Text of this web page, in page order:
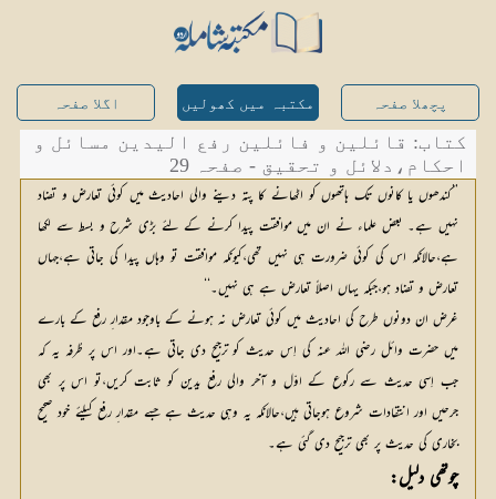
پچھلا صفحہ مکتبہ میں کھولیں اگلا صفحہ
کتاب: قائلین و فائلین رفع الیدین مسائل و
احکام،دلائل و تحقیق - صفحہ 29
’’کندھوں یا کانوں تک ہاتھوں کو اٹھانے کا پتہ دینے والی احادیث میں کوئی تعارض و تضاد
نہیں ہے۔ بعض علماء نے ان میں موافقت پیدا کرنے کے لئے بڑی شرح و بسط سے لکھا
ہے،حالانکہ اس کی کوئی ضرورت ہی نہیں تھی،کیونکہ موافقت تو وہاں پیدا کی جاتی ہے،جہاں
تعارض و تضاد ہو،جبکہ یہاں اصلاً تعارض ہے ہی نہیں۔‘‘
غرض ان دونوں طرح کی احادیث میں کوئی تعارض نہ ہونے کے باوجود مقدار ِ رفع کے بارے
میں حضرت وائل رضی اللہ عنہ کی اِس حدیث کو ترجیح دی جاتی ہے۔اور اس پر طُرفہ یہ کہ
جب اِسی حدیث سے رکوع کے اوّل و آخر والی رفع یدین کو ثابت کریں،تو اس پر بھی
جرحیں اور انتقادات شروع ہوجاتی ہیں،حالانکہ یہ وہی حدیث ہے جسے مقدار ِ رفع کیلئے خود صحیح
بخاری کی حدیث پر بھی ترجیح دی گئی ہے۔
چوتھی دلیل: